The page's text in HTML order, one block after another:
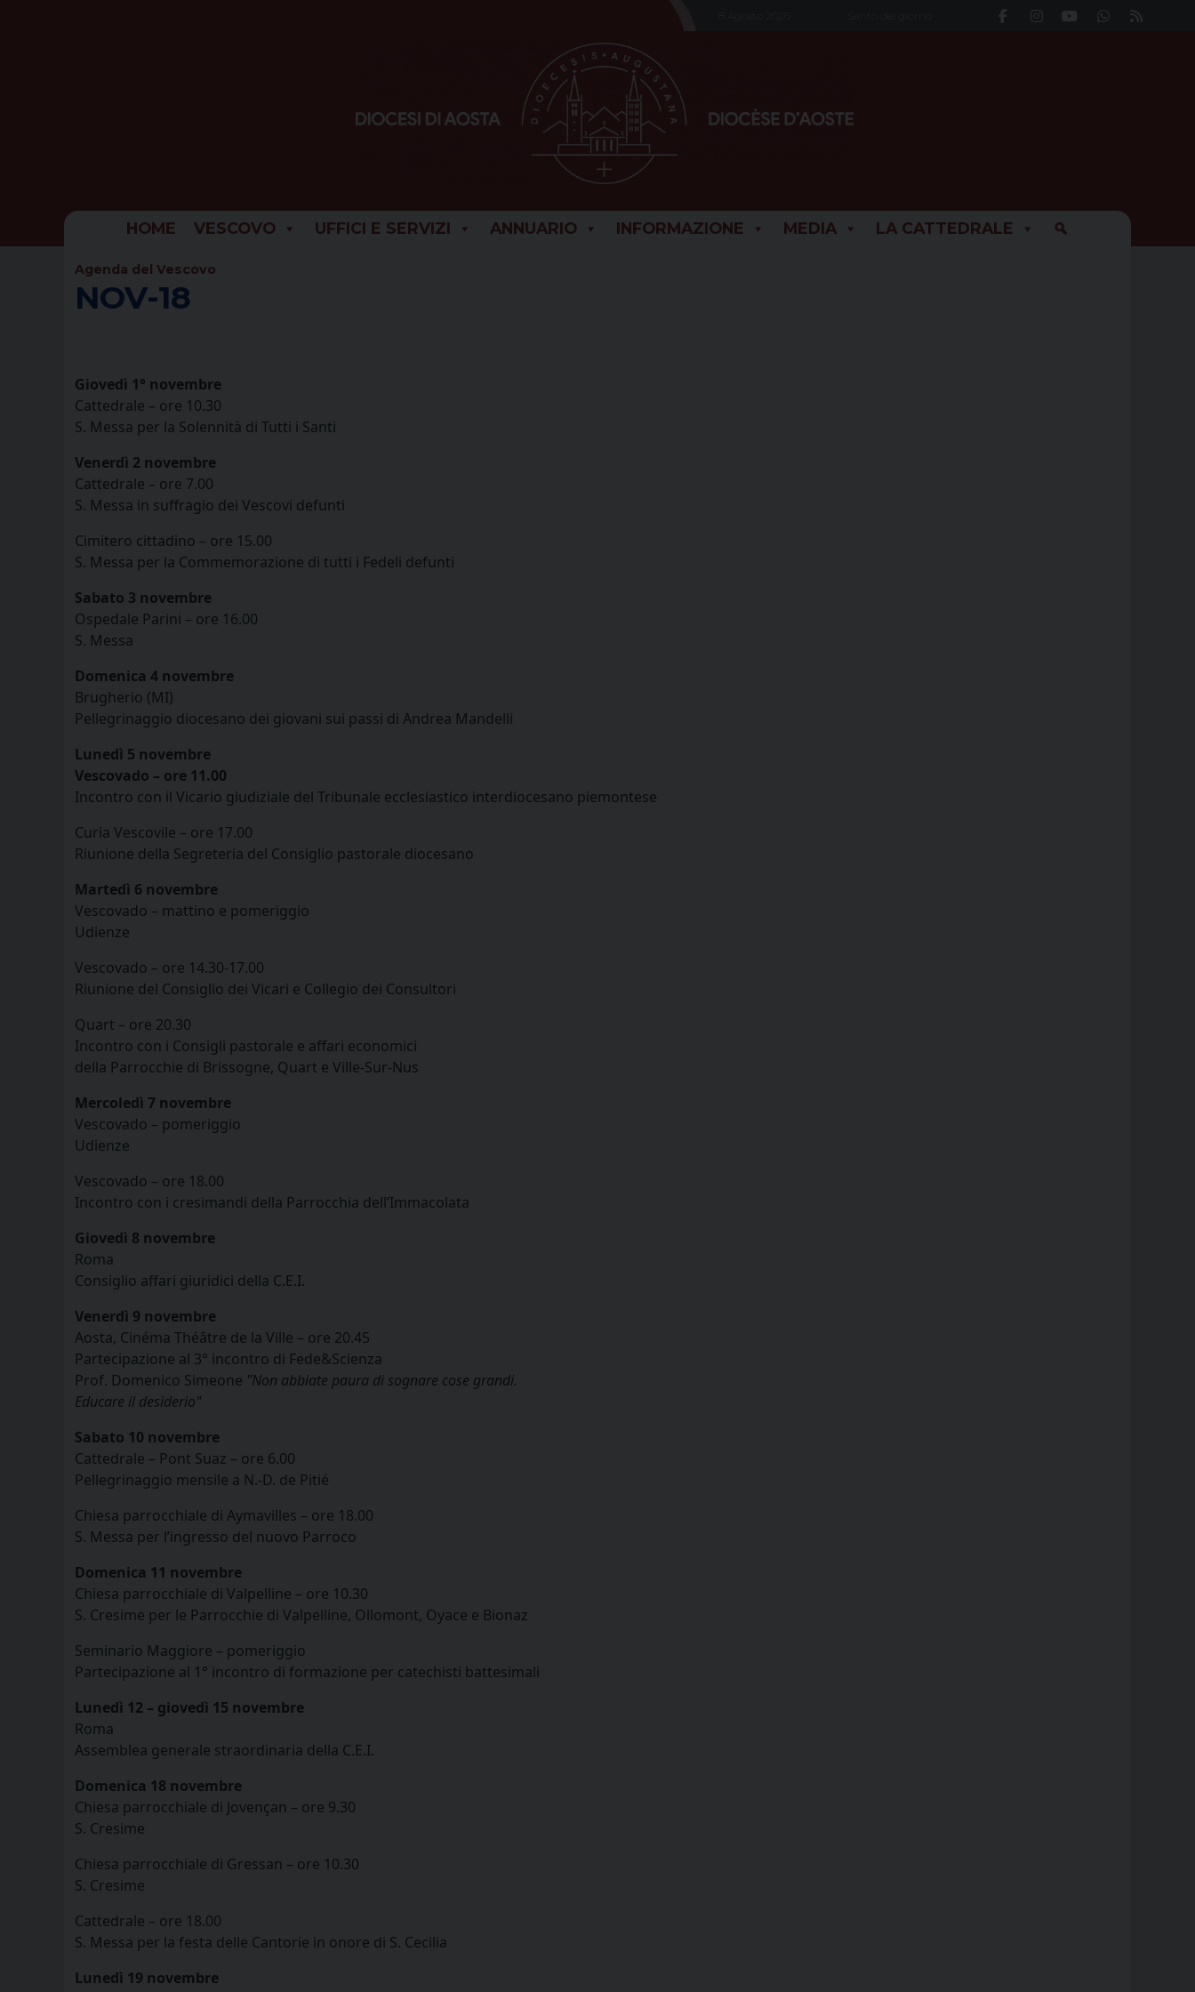
HOME VESCOVO UFFICI E SERVIZI ANNUARIO INFORMAZIONE MEDIA LA CATTEDRALE
Agenda del Vescovo
NOV-18
Giovedì 1° novembre
Cattedrale – ore 10.30
S. Messa per la Solennità di Tutti i Santi
Venerdì 2 novembre
Cattedrale – ore 7.00
S. Messa in suffragio dei Vescovi defunti
Cimitero cittadino – ore 15.00
S. Messa per la Commemorazione di tutti i Fedeli defunti
Sabato 3 novembre
Ospedale Parini – ore 16.00
S. Messa
Domenica 4 novembre
Brugherio (MI)
Pellegrinaggio diocesano dei giovani sui passi di Andrea Mandelli
Lunedì 5 novembre
Vescovado – ore 11.00
Incontro con il Vicario giudiziale del Tribunale ecclesiastico interdiocesano piemontese
Curia Vescovile – ore 17.00
Riunione della Segreteria del Consiglio pastorale diocesano
Martedì 6 novembre
Vescovado – mattino e pomeriggio
Udienze
Vescovado – ore 14.30-17.00
Riunione del Consiglio dei Vicari e Collegio dei Consultori
Quart – ore 20.30
Incontro con i Consigli pastorale e affari economici
della Parrocchie di Brissogne, Quart e Ville-Sur-Nus
Mercoledì 7 novembre
Vescovado – pomeriggio
Udienze
Vescovado – ore 18.00
Incontro con i cresimandi della Parrocchia dell’Immacolata
Giovedì 8 novembre
Roma
Consiglio affari giuridici della C.E.I.
Venerdì 9 novembre
Aosta, Cinéma Théâtre de la Ville – ore 20.45
Partecipazione al 3° incontro di Fede&Scienza
Prof. Domenico Simeone "Non abbiate paura di sognare cose grandi.
Educare il desiderio"
Sabato 10 novembre
Cattedrale – Pont Suaz – ore 6.00
Pellegrinaggio mensile a N.-D. de Pitié
Chiesa parrocchiale di Aymavilles – ore 18.00
S. Messa per l’ingresso del nuovo Parroco
Domenica 11 novembre
Chiesa parrocchiale di Valpelline – ore 10.30
S. Cresime per le Parrocchie di Valpelline, Ollomont, Oyace e Bionaz
Seminario Maggiore – pomeriggio
Partecipazione al 1° incontro di formazione per catechisti battesimali
Lunedì 12 – giovedì 15 novembre
Roma
Assemblea generale straordinaria della C.E.I.
Domenica 18 novembre
Chiesa parrocchiale di Jovençan – ore 9.30
S. Cresime
Chiesa parrocchiale di Gressan – ore 10.30
S. Cresime
Cattedrale – ore 18.00
S. Messa per la festa delle Cantorie in onore di S. Cecilia
Lunedì 19 novembre